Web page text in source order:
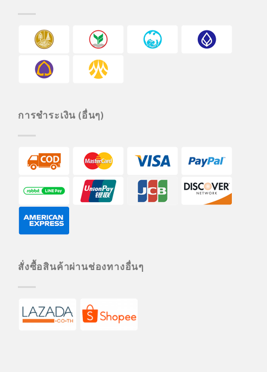
การชำระเงิน (อื่นๆ)
สั่งซื้อสินค้าผ่านช่องทางอื่นๆ